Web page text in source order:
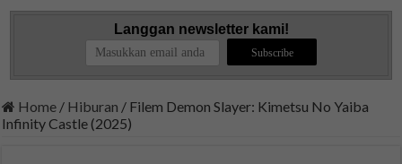
Langgan newsletter kami!
Home / Hiburan / Filem Demon Slayer: Kimetsu No Yaiba
Infinity Castle (2025)